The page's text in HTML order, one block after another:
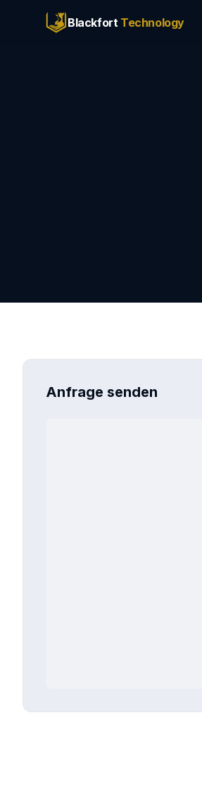
Blackfort Technology
Anfrage senden